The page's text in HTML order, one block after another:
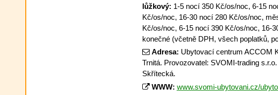
lůžkový: 1-5 nocí 350 Kč/os/noc, 6-15
Kč/os/noc, 16-30 nocí 280 Kč/os/noc,
Kč/os/noc, 6-15 nocí 390 Kč/os/noc, 16-
konečné (včetně DPH, všech poplatků,
Adresa: Ubytovací centrum ACCOM
Trnitá. Provozovatel: SVOMI-trading
Skřítecká.
WWW: www.svomi-ubytovani.cz/